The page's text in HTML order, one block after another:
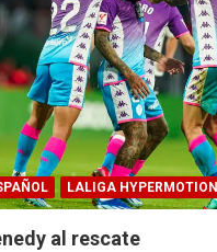
LALIGA HYPERMOTION
al rescate